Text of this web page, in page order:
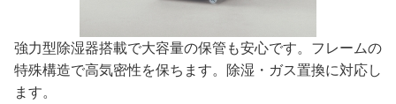
強力型除湿器搭載で大容量の保管も安心です。フレームの
特殊構造で高気密性を保ちます。除湿・ガス置換に対応し
ます。